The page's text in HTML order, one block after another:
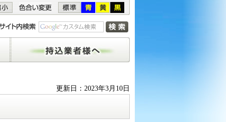
持込業者様へ
更新日：2023年3月10日